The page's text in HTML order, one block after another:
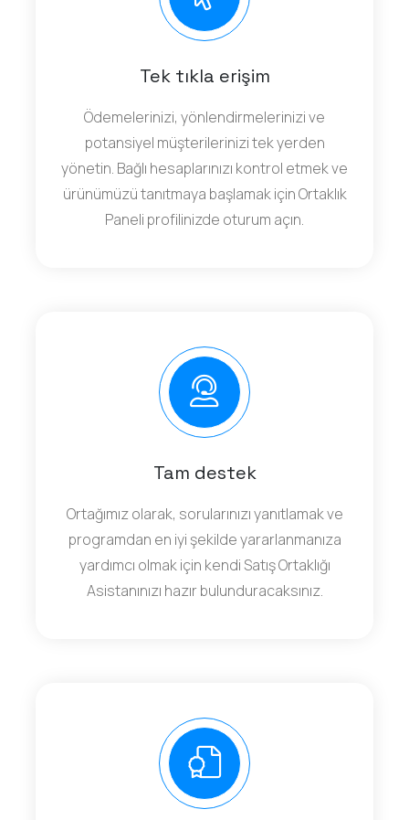
Tek tıkla erişim
Ödemelerinizi, yönlendirmelerinizi ve
potansiyel müşterilerinizi tek yerden
yönetin. Bağlı hesaplarınızı kontrol etmek ve
ürünümüzü tanıtmaya başlamak için Ortaklık
Paneli profilinizde oturum açın.
Tam destek
Ortağımız olarak, sorularınızı yanıtlamak ve
programdan en iyi şekilde yararlanmanıza
yardımcı olmak için kendi Satış Ortaklığı
Asistanınızı hazır bulunduracaksınız.